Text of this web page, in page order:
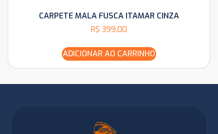
CARPETE MALA FUSCA ITAMAR CINZA
R$ 399,00
ADICIONAR AO CARRINHO